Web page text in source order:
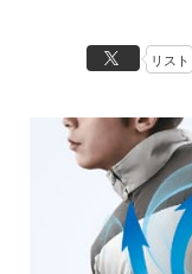
リスト